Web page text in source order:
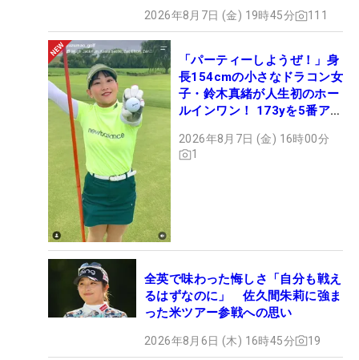
2026年8月7日 (金) 19時45分 111
「パーティーしようぜ！」身
長154cmの小さなドラコン女
子・鈴木真緒が人生初のホー
ルインワン！ 173yを5番アイ
2026年8月7日 (金) 16時00分
1
全英で味わった悔しさ「自分も戦え
るはずなのに」 佐久間朱莉に強ま
った米ツアー参戦への思い
2026年8月6日 (木) 16時45分 19